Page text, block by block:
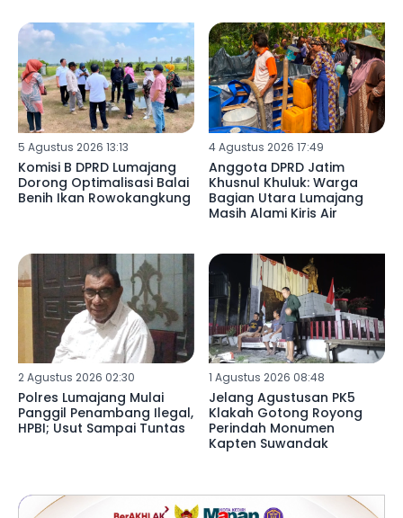
5 Agustus 2026 13:13
Komisi B DPRD Lumajang
Dorong Optimalisasi Balai
Benih Ikan Rowokangkung
4 Agustus 2026 17:49
Anggota DPRD Jatim
Khusnul Khuluk: Warga
Bagian Utara Lumajang
Masih Alami Kiris Air
2 Agustus 2026 02:30
Polres Lumajang Mulai
Panggil Penambang Ilegal,
HPBI; Usut Sampai Tuntas
1 Agustus 2026 08:48
Jelang Agustusan PK5
Klakah Gotong Royong
Perindah Monumen
Kapten Suwandak